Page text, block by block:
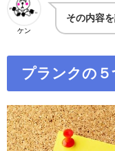
ケン
その内容
プランクの５